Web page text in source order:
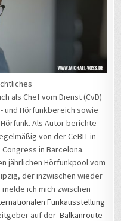
als Chef vom Dienst (CvD)
und Hörfunkbereich sowie
Als Autor berichte
von der CeBIT in
in Barcelona.
jährlichen Hörfunkpool vom
der inzwischen wieder
ich mich zwischen
Funkausstellung
auf derBalkanroute